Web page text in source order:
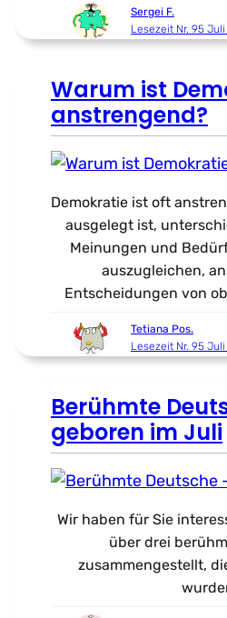
Sergei F.
Lesezeit Nr. 95
Warum ist
anstrengend?
Demokratie ist oft
ausgelegt ist,
Meinungen und
auszugleichen,
Entscheidungen von
Tetiana Pos.
Lesezeit Nr. 95
Berühmte
geboren im Juli
Wir haben für Sie
über drei
zusammengestellt,